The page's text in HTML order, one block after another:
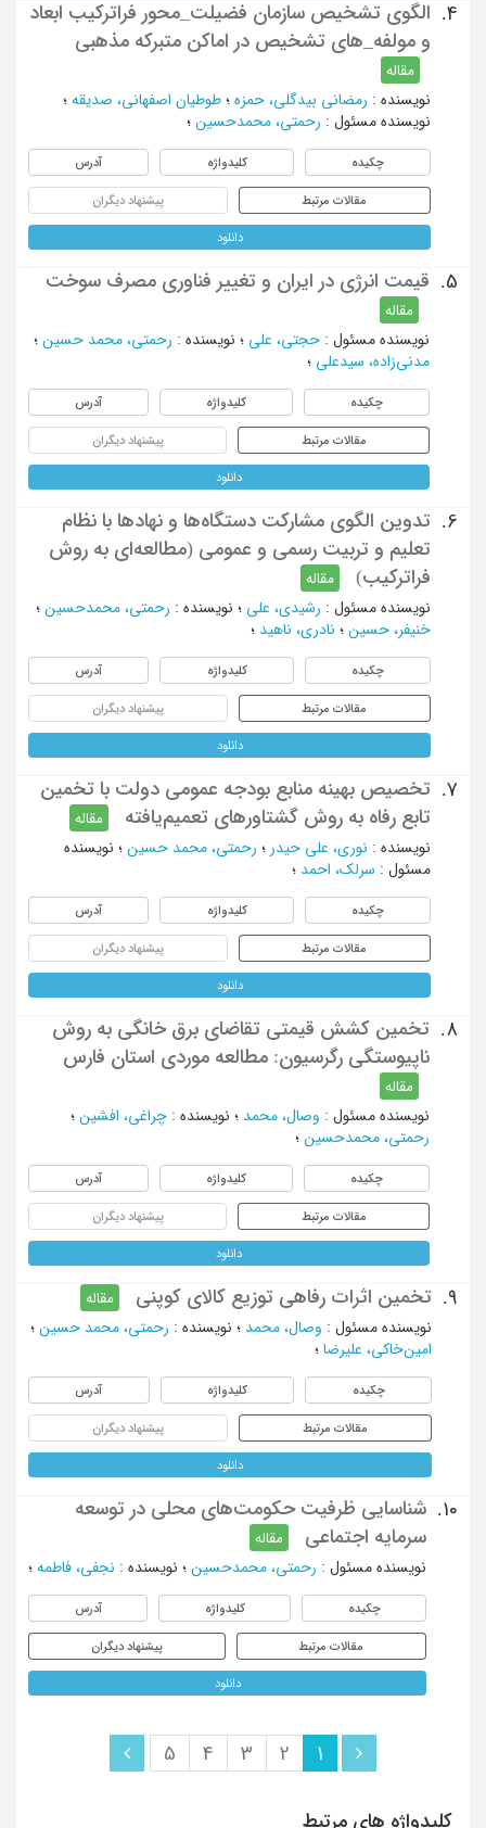
4.
الگوی تشخیص سازمان فضیلت_محور فراترکیب ابعاد
و مولفه_های تشخیص در اماکن متبرکه مذهبی
مقاله
نویسنده : رمضانی بیدگلی، حمزه ؛ طوطیان اصفهانی، صدیقه ؛
نویسنده مسئول : رحمتی، محمدحسین ؛
چکیده کلیدواژه آدرس
مقالات مرتبط پیشنهاد دیگران
دانلود
5. قیمت انرژی در ایران و تغییر فناوری مصرف سوخت
مقاله
نویسنده مسئول : حجتی، علی ؛ نویسنده : رحمتی، محمد حسین ؛
مدنی‌زاده، سیدعلی ؛
چکیده کلیدواژه آدرس
مقالات مرتبط پیشنهاد دیگران
دانلود
6.
تدوین الگوی مشارکت دستگاه‌ها و نهادها با نظام
تعلیم و تربیت رسمی و عمومی (مطالعه‌ای به روش
فراترکیب)
مقاله
نویسنده مسئول : رشیدی، علی ؛ نویسنده : رحمتی، محمدحسین ؛
خنیفر، حسین ؛ نادری، ناهید ؛
چکیده کلیدواژه آدرس
مقالات مرتبط پیشنهاد دیگران
دانلود
7.
تخصیص بهینه منابع بودجه عمومی دولت با تخمین
تابع رفاه به روش گشتاورهای تعمیم‌یافته
مقاله
نویسنده : نوری، علی حیدر ؛ رحمتی، محمد حسین ؛ نویسنده
مسئول : سرلک، احمد ؛
چکیده کلیدواژه آدرس
مقالات مرتبط پیشنهاد دیگران
دانلود
8.
تخمین کشش قیمتی تقاضای برق خانگی به روش
ناپیوستگی رگرسیون: مطالعه موردی استان فارس
مقاله
نویسنده مسئول : وصال، محمد ؛ نویسنده : چراغی، افشین ؛
رحمتی، محمدحسین ؛
چکیده کلیدواژه آدرس
مقالات مرتبط پیشنهاد دیگران
دانلود
9. تخمین اثرات رفاهی توزیع کالای کوپنی
مقاله
نویسنده مسئول : وصال، محمد ؛ نویسنده : رحمتی، محمد حسین ؛
امین‌خاکی، علیرضا ؛
چکیده کلیدواژه آدرس
مقالات مرتبط پیشنهاد دیگران
دانلود
10.
شناسایی ظرفیت حکومت‌های محلی در توسعه
سرمایه اجتماعی
مقاله
نویسنده مسئول : رحمتی، محمدحسین ؛ نویسنده : نجفی، فاطمه ؛
چکیده کلیدواژه آدرس
مقالات مرتبط پیشنهاد دیگران
دانلود
1
2
3
4
5
کلیدواژه های مرتبط